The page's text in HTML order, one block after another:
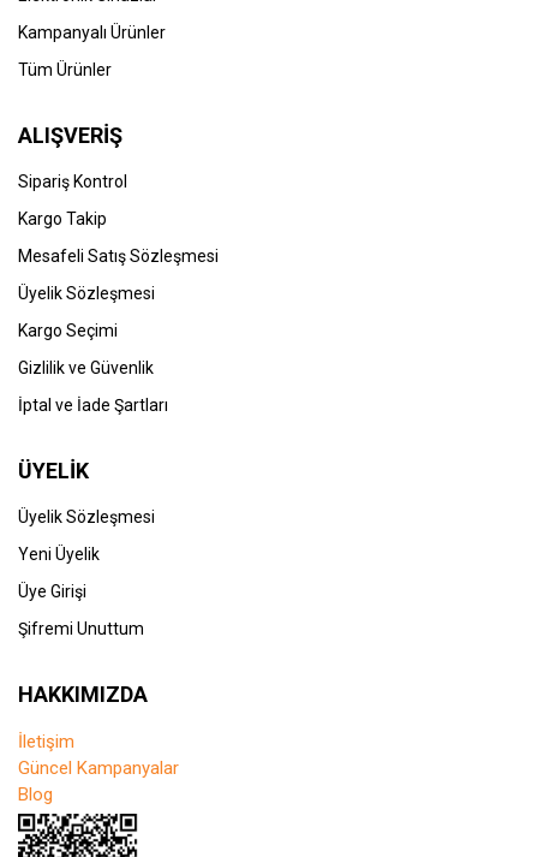
Kampanyalı Ürünler
Tüm Ürünler
ALIŞVERİŞ
Sipariş Kontrol
Kargo Takip
Mesafeli Satış Sözleşmesi
Üyelik Sözleşmesi
Kargo Seçimi
Gizlilik ve Güvenlik
İptal ve İade Şartları
ÜYELİK
Üyelik Sözleşmesi
Yeni Üyelik
Üye Girişi
Şifremi Unuttum
HAKKIMIZDA
İletişim
Güncel Kampanyalar
Blog